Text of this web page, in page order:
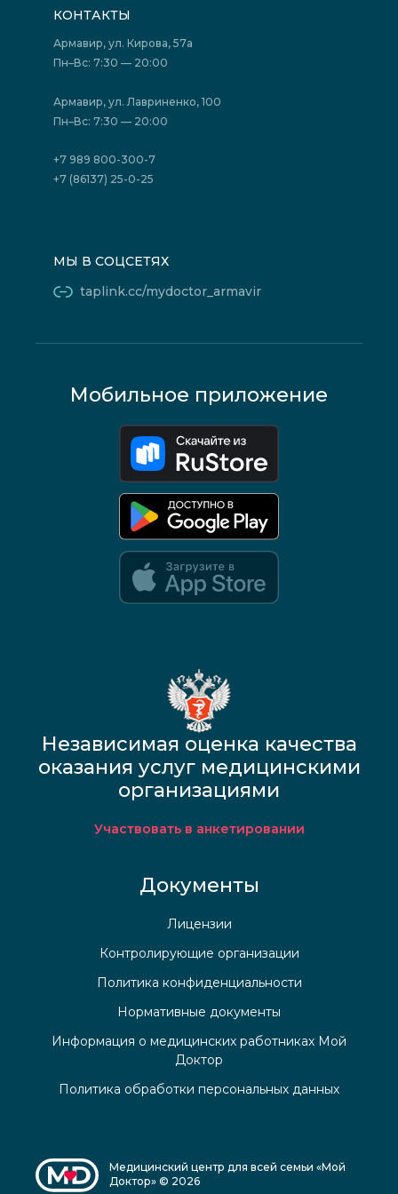
Лицензии
Фотогалерея
Политика конфиденциальности
Акции
Подготовка к сдаче анализов
Акции
Отзывы
Государственные программы
Юридическим лицам
КОНТАКТЫ
Армавир, ул. Кирова, 57а
Пн–Вс: 7:30 — 20:00
Армавир, ул. Лавриненко, 100
Пн–Вс: 7:30 — 20:00
+7 989 800-300-7
+7 (86137) 25-0-25
МЫ В СОЦСЕТЯХ
taplink.cc/mydoctor_armavir
Мобильное приложение
Независимая оценка качества
оказания услуг медицинскими
организациями
Участвовать в анкетировании
Документы
Лицензии
Контролирующие организации
Политика конфиденциальности
Нормативные документы
Информация о медицинских работниках Мой
Доктор
Политика обработки персональных данных
Медицинский центр для всей семьи «Мой
Доктор» © 2026